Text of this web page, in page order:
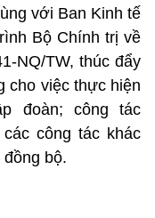
với Ban Kinh tế
Bộ Chính trị về
NQ/TW, thúc đẩy
cho việc thực hiện
đoàn; công tác
công tác khác
bộ.